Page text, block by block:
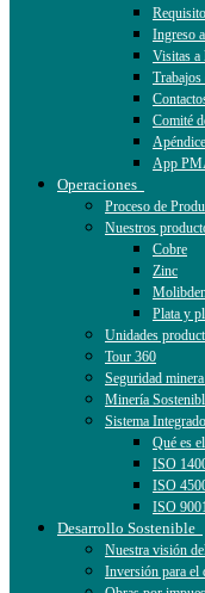
Ingreso
Visitas a
Trabajos
Comité
App
Operaciones
Proceso de
Nuestros
Cobre
Zinc
Plata y
Unidades
Tour 360
Seguridad
Minería
Sistema
Qué es
ISO
ISO
ISO 9001
Desarrollo Sostenible
Nuestra visión
Inversión para el